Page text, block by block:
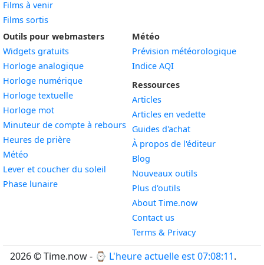
Films à venir
Films sortis
Outils pour webmasters
Widgets gratuits
Horloge analogiqueWidget
Horloge numériqueWidget
Horloge textuelleWidget
Horloge motWidget
Minuteur de compte à rebours Widget
Heures de prièreWidget
Météo
Lever et coucher du soleil
Phase lunaireWidget
Météo
Prévision météorologique
Indice AQI
Ressources
Articles
Articles en vedette
Guides d'achat
À propos de l'éditeur
Blog
Nouveaux outils
Plus d'outils
About Time.now
Contact us
Terms & Privacy
2026 © Time.now - ⌚ L'heure actuelle est 07:08:12.